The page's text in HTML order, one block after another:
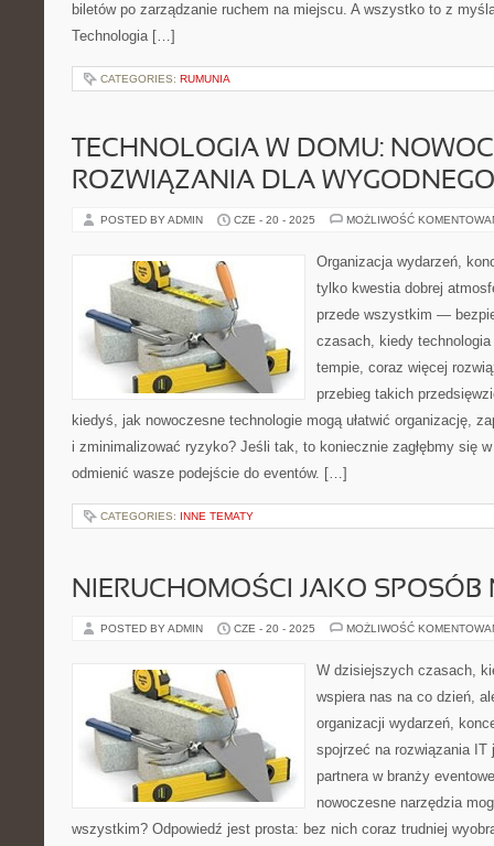
biletów po zarządzanie ruchem na miejscu. A wszystko to z
Technologia […]
CATEGORIES: RUMUNIA
TECHNOLOGIA W DOMU:
ROZWIĄZANIA DLA
POSTED BY ADMIN CZE - 20 - 2025 MOŻLIWOŚĆ
Organizacja wydarzeń,
tylko kwestia dobrej
przede wszystkim —
czasach, kiedy
tempie, coraz więcej
przebieg takich
kiedyś, jak nowoczesne technologie mogą ułatwić organizację,
i zminimalizować ryzyko? Jeśli tak, to koniecznie zagłębmy się
odmienić wasze podejście do eventów. […]
CATEGORIES: INNE TEMATY
NIERUCHOMOŚCI JAKO SPOSÓB
POSTED BY ADMIN CZE - 20 - 2025 MOŻLIWOŚĆ
W dzisiejszych czasach,
wspiera nas na co dzień,
organizacji wydarzeń,
spojrzeć na rozwiązania IT
partnera w branży
nowoczesne narzędzia
wszystkim? Odpowiedź jest prosta: bez nich coraz trudniej